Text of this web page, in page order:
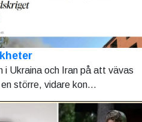
i Ukraina och Iran på att vävas
större, vidare kon...